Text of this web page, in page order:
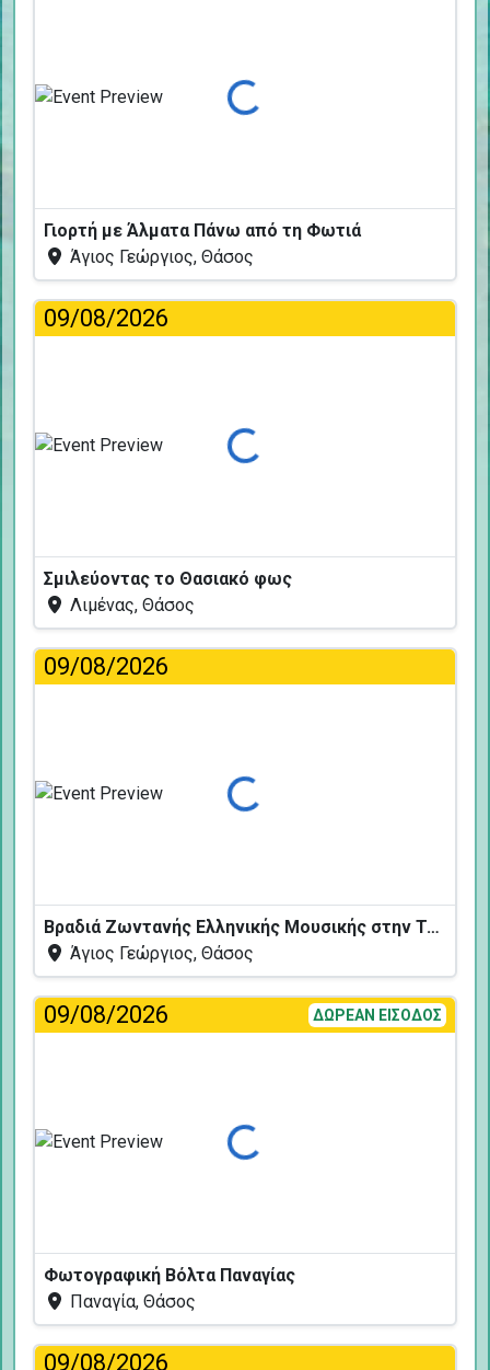
Φόρτωση...
Γιορτή με Άλματα Πάνω από τη Φωτιά
Άγιος Γεώργιος, Θάσος
09/08/2026
Φόρτωση...
Σμιλεύοντας το Θασιακό φως
Λιμένας, Θάσος
09/08/2026
Φόρτωση...
Βραδιά Ζωντανής Ελληνικής Μουσικής στην Ταβέρνα Κελάρι
Άγιος Γεώργιος, Θάσος
09/08/2026 ΔΩΡΕΑΝ ΕΙΣΟΔΟΣ
Φόρτωση...
Φωτογραφική Βόλτα Παναγίας
Παναγία, Θάσος
09/08/2026